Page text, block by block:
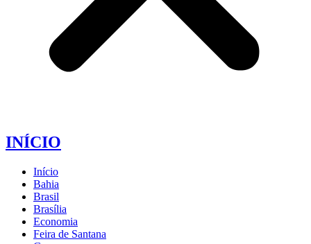
INÍCIO
Início
Bahia
Brasil
Brasília
Economia
Feira de Santana